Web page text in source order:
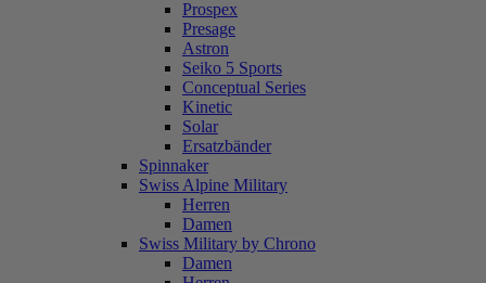
Prospex
Presage
Astron
Seiko 5 Sports
Conceptual Series
Kinetic
Solar
Ersatzbänder
Spinnaker
Swiss Alpine Military
Herren
Damen
Swiss Military by Chrono
Damen